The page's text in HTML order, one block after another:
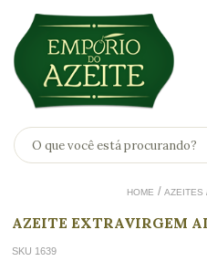
HOME AZEITES
AZEITE EXTRAVIRGEM
SKU 1639